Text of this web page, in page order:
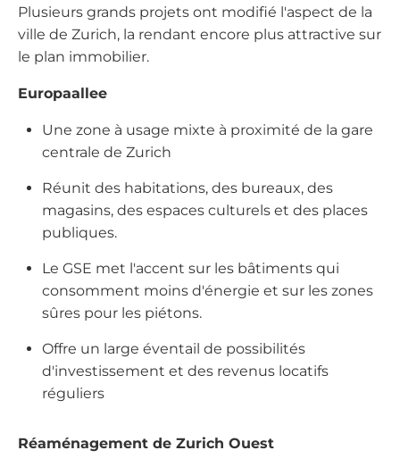
Plusieurs grands projets ont modifié l'aspect de la
ville de Zurich, la rendant encore plus attractive sur
le plan immobilier.
Europaallee
Une zone à usage mixte à proximité de la gare
centrale de Zurich
Réunit des habitations, des bureaux, des
magasins, des espaces culturels et des places
publiques.
Le GSE met l'accent sur les bâtiments qui
consomment moins d'énergie et sur les zones
sûres pour les piétons.
Offre un large éventail de possibilités
d'investissement et des revenus locatifs
réguliers
Réaménagement de Zurich Ouest